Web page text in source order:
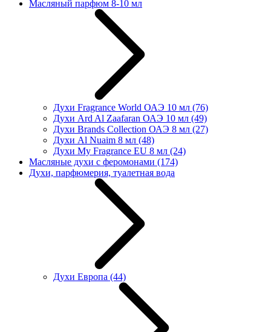
Масляный парфюм 8-10 мл
Духи Fragrance World ОАЭ 10 мл (76)
Духи Ard Al Zaafaran ОАЭ 10 мл (49)
Духи Brands Collection ОАЭ 8 мл (27)
Духи Al Nuaim 8 мл (48)
Духи My Fragrance EU 8 мл (24)
Масляные духи с феромонами (174)
Духи, парфюмерия, туалетная вода
Духи Европа (44)